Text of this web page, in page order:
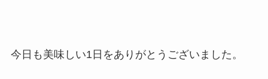
今日も美味しい1日をありがとうございました。